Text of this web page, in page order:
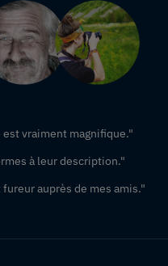
vraiment magnifique."
à leur description."
auprès de mes amis."